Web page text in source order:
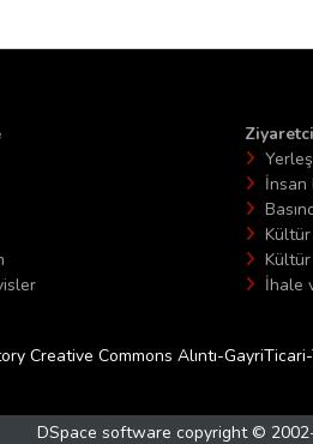
İnsan
Kültür
Kültür
İhale
Creative Commons Alıntı-
DSpace software copyright ©